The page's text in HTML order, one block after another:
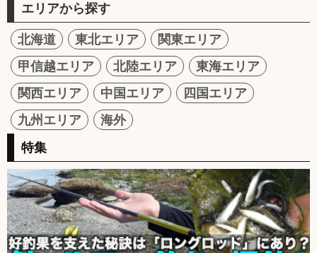
エリアから探す
北海道 東北エリア
関東エリア
甲信越エリア
北陸エリア
東海エリア
関西エリア
中国エリア
四国エリア
九州エリア
海外
特集